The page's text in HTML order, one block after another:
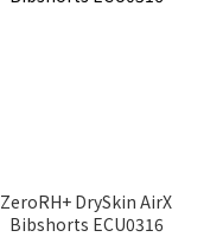
ZeroRH+ DrySkin AirX
Bibshorts ECU0316